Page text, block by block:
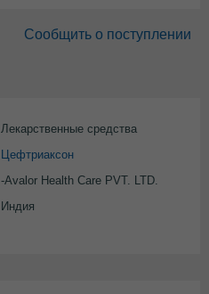
Сообщить о поступлении
Лекарственные средства
Цефтриаксон
-Avalor Health Care PVT. LTD.
Индия